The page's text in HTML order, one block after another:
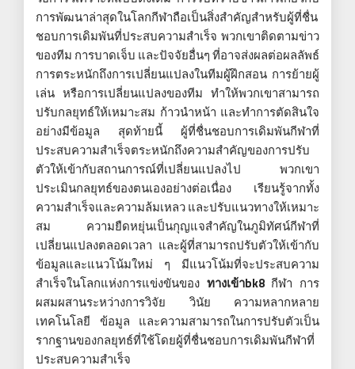
การพัฒนาล่าสุดในโลกกีฬาถือเป็นสิ่งสำคัญสำหรับผู้ที่ชื่น
ชอบการเดิมพันที่ประสบความสำเร็จ พวกเขาติดตามข่าว
ของทีม การบาดเจ็บ และปัจจัยอื่นๆ ที่อาจส่งผลต่อผลลัพธ์
การตระหนักถึงการเปลี่ยนแปลงในทีมผู้ฝึกสอน การย้ายผู้
เล่น หรือการเปลี่ยนแปลงของทีม ทำให้พวกเขาสามารถ
ปรับกลยุทธ์ให้เหมาะสม ก้าวนำหน้า และทำการตัดสินใจ
อย่างมีข้อมูล สุดท้ายนี้ ผู้ที่ชื่นชอบการเดิมพันกีฬาที่
ประสบความสำเร็จตระหนักถึงความสำคัญของการปรับ
ตัวให้เข้ากับสถานการณ์ที่เปลี่ยนแปลงไป พวกเขา
ประเมินกลยุทธ์ของตนเองอย่างต่อเนื่อง เรียนรู้จากทั้ง
ความสำเร็จและความล้มเหลว และปรับแนวทางให้เหมาะ
สม ความยืดหยุ่นเป็นกุญแจสำคัญในภูมิทัศน์กีฬาที่
เปลี่ยนแปลงตลอดเวลา และผู้ที่สามารถปรับตัวให้เข้ากับ
ข้อมูลและแนวโน้มใหม่ ๆ มีแนวโน้มที่จะประสบความ
สำเร็จในโลกแห่งการแข่งขันของ ทางเข้าbk8กีฬา การ
ผสมผสานระหว่างการวิจัย วินัย ความหลากหลาย
เทคโนโลยี ข้อมูล และความสามารถในการปรับตัวเป็น
รากฐานของกลยุทธ์ที่ใช้โดยผู้ที่ชื่นชอบการเดิมพันกีฬาที่
ประสบความสำเร็จ